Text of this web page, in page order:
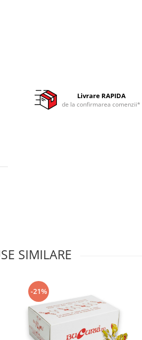
Livrare RAPIDA
de la confirmarea comenzii*
SIMILARE
-21%